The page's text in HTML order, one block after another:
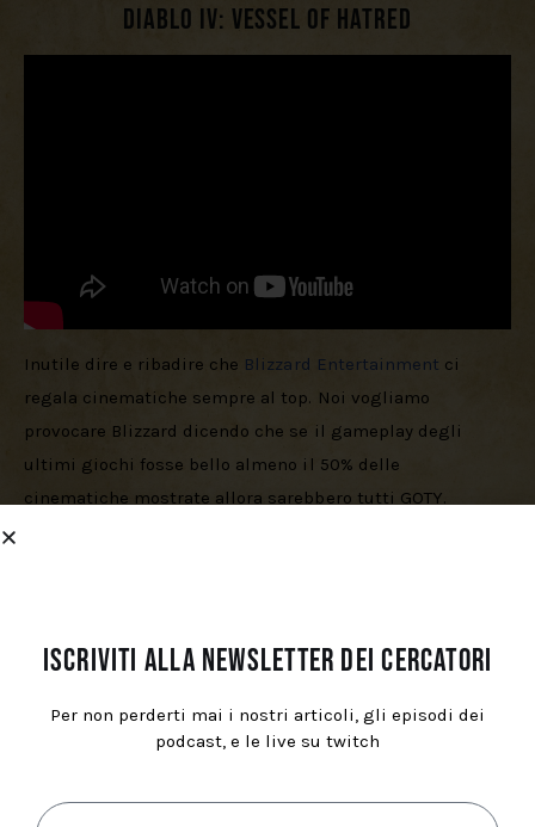
Diablo IV: Vessel of Hatred
Inutile dire e ribadire che Blizzard Entertainment ci
regala cinematiche sempre al top. Noi vogliamo
provocare Blizzard dicendo che se il gameplay degli
ultimi giochi fosse bello almeno il 50% delle
cinematiche mostrate allora sarebbero tutti GOTY.
Fable
Iscriviti alla newsletter dei cercatori
Per non perderti mai i nostri articoli, gli episodi dei
podcast, e le live su twitch